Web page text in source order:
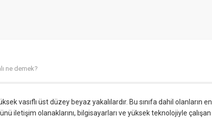
ne demek?
vasıflı üst düzey beyaz yakalılardır. Bu sınıfa dahil olanların en
iletişim olanaklarını, bilgisayarları ve yüksek teknolojiyle çalışan